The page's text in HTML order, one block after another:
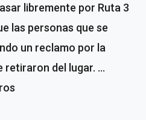
libremente por Ruta 3
las personas que se
un reclamo por la
retiraron del lugar. ...